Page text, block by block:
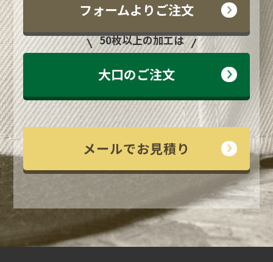
フォームよりご注文
50枚以上の加工は
大口のご注文
メールでお見積り